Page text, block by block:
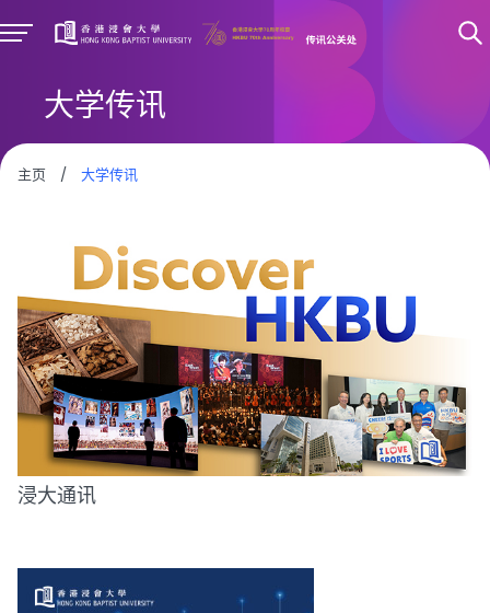
大学传讯
主页 / 大学传讯
浸大通讯